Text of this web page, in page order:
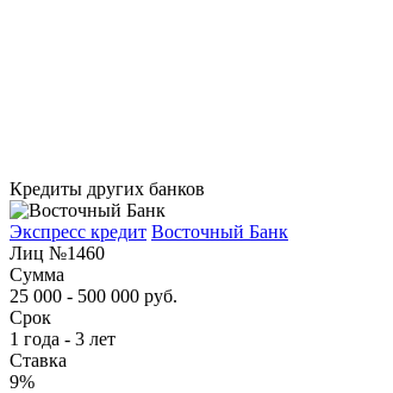
Кредиты других банков
Экспресс кредит Восточный Банк
Лиц №1460
Сумма
25 000 - 500 000 руб.
Срок
1 года - 3 лет
Ставка
9%